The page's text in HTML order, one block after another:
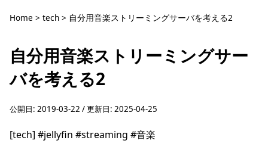
Home > tech > 自分用音楽ストリーミングサーバを考える2
自分用音楽ストリーミングサー
バを考える2
公開日: 2019-03-22 / 更新日: 2025-04-25
[tech] #jellyfin #streaming #音楽